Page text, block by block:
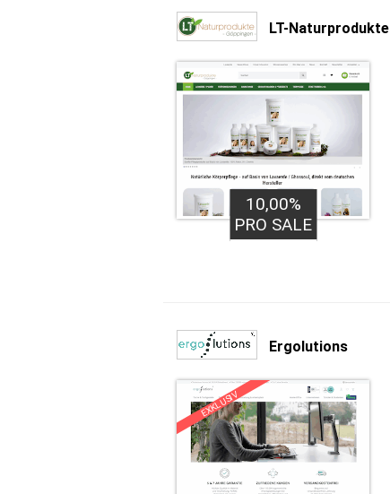
LT-Naturprodukte
10,00%
PRO SALE
Ergolutions
EXKLUSIV